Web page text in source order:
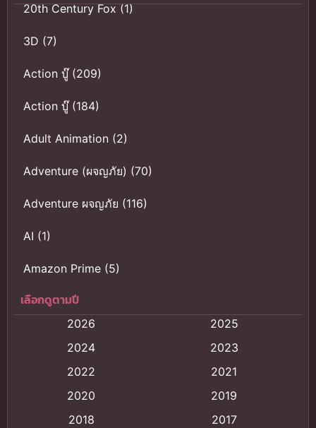
20th Century Fox(1)
3D (7)
Action บู๊(209)
Action บู๊(184)
Adult Animation (2)
Adventure (ผจญภัย) (70)
Adventure ผจญภัย (116)
AI (1)
Amazon Prime (5)
Anal (ประตูหลัง)
Animation การ์ตูน
Animation อนิเมะ
เลือกดูตามปี
2026
2025
2024
2023
2022
2021
2020
2019
2018
2017